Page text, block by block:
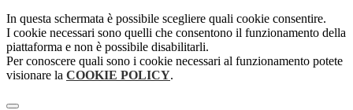
In questa schermata è possibile scegliere quali cookie consentire.
I cookie necessari sono quelli che consentono il funzionamento della
piattaforma e non è possibile disabilitarli.
Per conoscere quali sono i cookie necessari al funzionamento potete
visionare la COOKIE POLICY.